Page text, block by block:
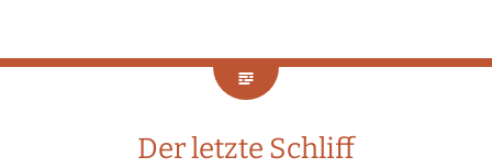
Der letzte Schliff